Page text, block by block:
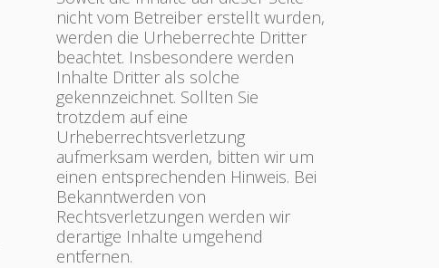
nicht vom Betreiber erstellt wurden,
werden die Urheberrechte Dritter
beachtet. Insbesondere werden
Inhalte Dritter als solche
gekennzeichnet. Sollten Sie
trotzdem auf eine
Urheberrechtsverletzung
aufmerksam werden, bitten wir um
einen entsprechenden Hinweis. Bei
Bekanntwerden von
Rechtsverletzungen werden wir
derartige Inhalte umgehend
entfernen.